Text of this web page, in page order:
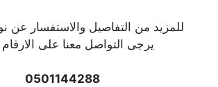
للمزيد من التفاصيل والاستفسار عن
يرجى التواصل معنا على الارقام
0501144288